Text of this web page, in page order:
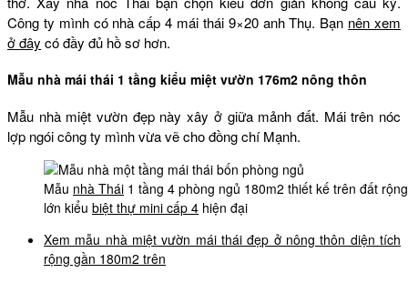
Công ty mình có nhà cấp 4 mái thái 9×20 anh Thụ. Bạn nên xem
ở đây có đầy đủ hồ sơ hơn.
Mẫu nhà mái thái 1 tầng kiểu miệt vườn 176m2 nông thôn
Mẫu nhà miệt vườn đẹp này xây ở giữa mảnh đất. Mái trên nóc
lợp ngói công ty mình vừa vẽ cho đồng chí Mạnh.
Mẫu nhà Thái 1 tầng 4 phòng ngủ 180m2 thiết kế trên đất
lớn kiểu biệt thự mini cấp 4 hiện đại
Xem mẫu nhà miệt vườn mái thái đẹp ở nông thôn diện tích
rộng gần 180m2 trên